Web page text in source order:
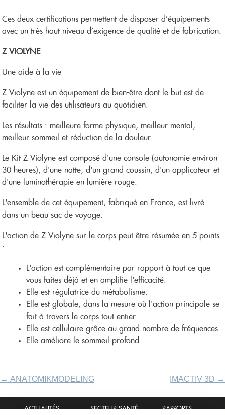
Ces deux certifications permettent de disposer d’équipements
avec un très haut niveau d’exigence de qualité et de fabrication.
Z VIOLYNE
Une aide à la vie
Z Violyne est un équipement de bien-être dont le but est de
faciliter la vie des utilisateurs au quotidien.
Les résultats : meilleure forme physique, meilleur mental,
meilleur sommeil et réduction de la douleur.
Le Kit Z Violyne est composé d'une console (autonomie environ
30 heures), d'une natte, d'un grand coussin, d'un applicateur et
d'une luminothérapie en lumière rouge.
L'ensemble de cet équipement, fabriqué en France, est livré
dans un beau sac de voyage.
L'action de Z Violyne sur le corps peut être résumée en 5 points
:
L'action est complémentaire par rapport à tout ce que
vous faites déjà et en amplifie l'efficacité.
Elle est régulatrice du métabolisme.
Elle est globale, dans la mesure où l'action principale se
fait à travers le corps tout entier.
Elle est cellulaire grâce au grand nombre de fréquences.
Elle améliore le sommeil profond
P
← ANATOMIKMODELING IMACTIV 3D →
ACTUALITÉS
SECTEUR SANTÉ
RAPPORTS